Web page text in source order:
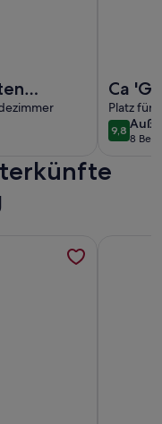
einem
Ca
Fuße
Platz für
9,89,8 von
8
(8